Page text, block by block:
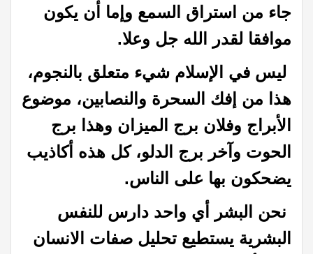
جاء من استراق السمع وإما أن يكون
موافقا لقدر الله جل وعلا.
ليس في الإسلام شيء متعلق بالنجوم،
هذا من إفك السحرة والنصابين، موضوع
الأبراج وفلان برج الميزان وهذا برج
الحوت وآخر برج الدلو، كل هذه أكاذيب
يضحكون بها على الناس.
نحن البشر أي واحد دارس للنفس
البشرية يستطيع تحليل صفات الانسان